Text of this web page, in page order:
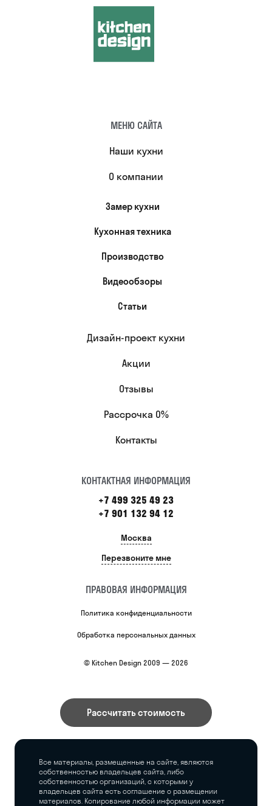
МЕНЮ САЙТА
Наши кухни
О компании
Замер кухни
Кухонная техника
Производство
Видеообзоры
Статьи
Дизайн-проект кухни
Акции
Отзывы
Рассрочка 0%
Контакты
КОНТАКТНАЯ ИНФОРМАЦИЯ
+7 499 325 49 23
+7 901 132 94 12
Москва
Перезвоните мне
ПРАВОВАЯ ИНФОРМАЦИЯ
Политика конфиденциальности
Обработка персональных данных
© Kitchen Design 2009 — 2026
Рассчитать стоимость
Все материалы, размещенные на сайте, являются
собственностью владельцев сайта, либо
собственностью организаций, с которыми у
владельцев сайта есть соглашение о размещении
материалов. Копирование любой информации может